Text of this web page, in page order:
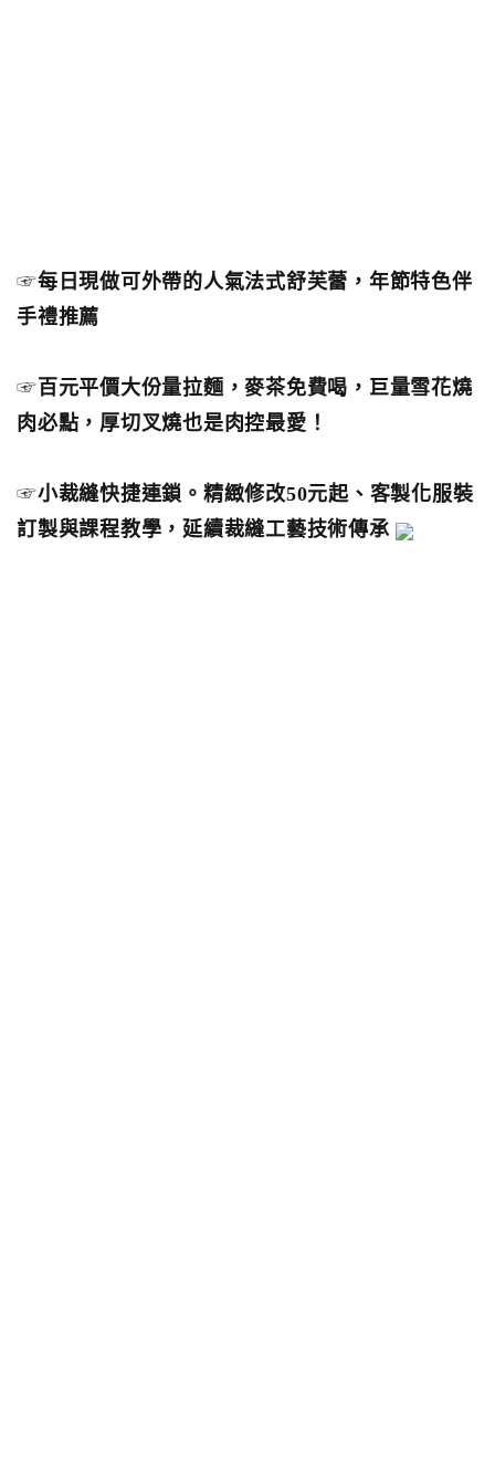
☞每日現做可外帶的人氣法式舒芙蕾，年節特色伴
手禮推薦
☞ 百元平價大份量拉麵，麥茶免費喝，巨量雪花燒
肉必點，厚切叉燒也是肉控最愛！
☞小裁縫快捷連鎖。精緻修改50元起、客製化服裝
訂製與課程教學，延續裁縫工藝技術傳承